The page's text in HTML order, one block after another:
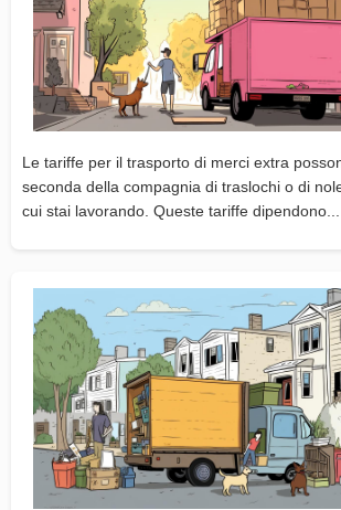
Le tariffe per il trasporto di merci extra
seconda della compagnia di traslochi o di
cui stai lavorando. Queste tariffe dipendono...